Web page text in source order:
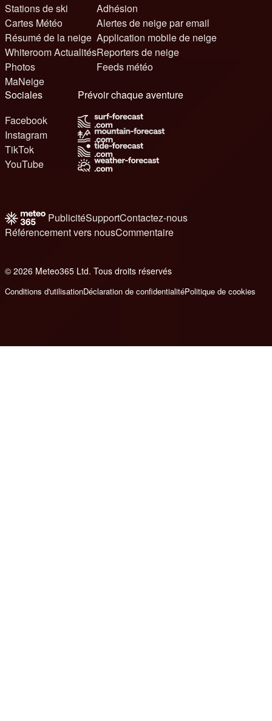
Stations de ski
Cartes Météo
Résumé de la neige
Whiteroom Actualités
Photos
MaNeige
Adhésion
Alertes de neige par email
Application mobile de neige
Reporters de neige
Feeds météo
Sociales
Facebook
Instagram
TikTok
YouTube
Prévoir chaque aventure
PublicitéSupportContactez-nous
Référencement vers nousCommentaire
© 2026 Meteo365 Ltd. Tous droits réservés
Conditions d'utilisationDéclaration de confidentialitéPolitique de cookies